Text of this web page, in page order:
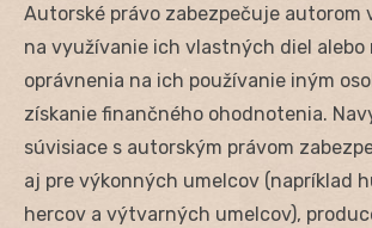
Autorské právo zabezpečuje autorom
na využívanie ich vlastných diel
oprávnenia na ich používanie iným
získanie finančného ohodnotenia.
súvisiace s autorským právom
aj pre výkonných umelcov (napríklad
hercov a výtvarných umelcov),